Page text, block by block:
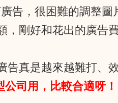
告，很困難的調整
，剛好和花出的廣告
告真是越來越難打、
司用，比較合適呀！